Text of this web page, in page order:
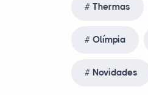
Thermas
Olímpia
Novidades